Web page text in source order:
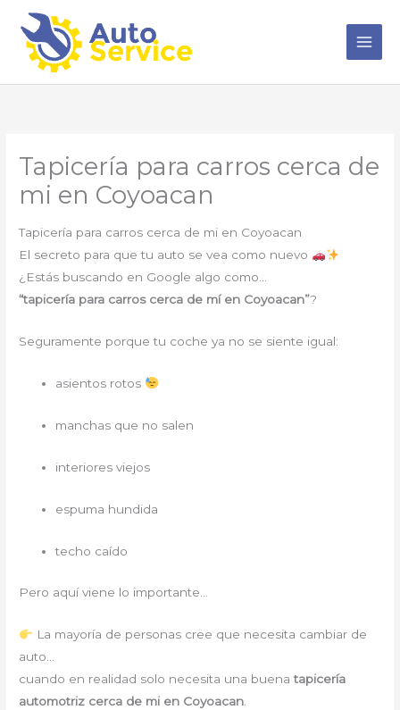
contenido
Tapicería para carros cerca de
mi en Coyoacan
Tapicería para carros cerca de mi en Coyoacan
El secreto para que tu auto se vea como nuevo
¿Estás buscando en Google algo como…
“tapicería para carros cerca de mí en Coyoacan”?
Seguramente porque tu coche ya no se siente igual:
asientos rotos
manchas que no salen
interiores viejos
espuma hundida
techo caído
Pero aquí viene lo importante…
La mayoría de personas cree que necesita cambiar de
auto…
cuando en realidad solo necesita una buenatapicería
automotriz cerca de mi en Coyoacan.